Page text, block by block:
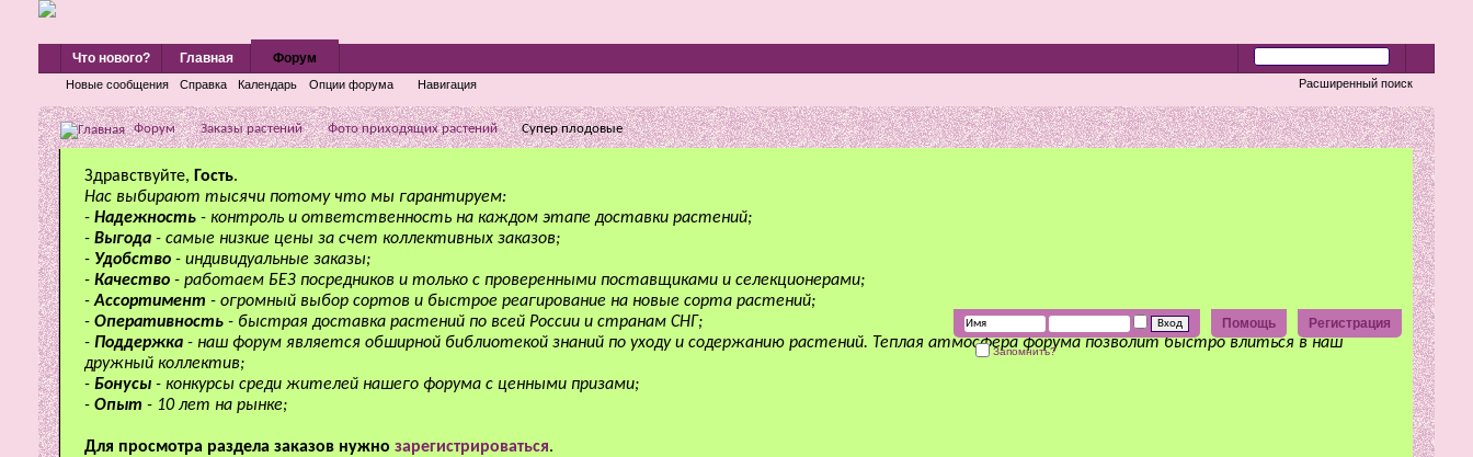
Регистрация
Помощь
Запомнить?
Что нового? Главная Форум
Новые сообщения Справка Календарь Опции форума Навигация Расширенный поиск
Форум Заказы растений Фото приходящих растений Супер плодовые
Здравствуйте, Гость.
Нас выбирают тысячи потому что мы гарантируем:
- Надежность - контроль и ответственность на каждом этапе доставки растений;
- Выгода - самые низкие цены за счет коллективных заказов;
- Удобство - индивидуальные заказы;
- Качество - работаем БЕЗ посредников и только с проверенными поставщиками и селекционерами;
-Ассортимент - огромный выбор сортов и быстрое реагирование на новые сорта растений;
- Оперативность - быстрая доставка растений по всей России и странам СНГ;
- Поддержка - наш форум является обширной библиотекой знаний по уходу и содержанию растений. Теплая атмосфера форума позволит быстро влиться в наш
дружный коллектив;
- Бонусы - конкурсы среди жителей нашего форума с ценными призами;
- Опыт - 10 лет на рынке;
Для просмотра раздела заказов нужно зарегистрироваться.